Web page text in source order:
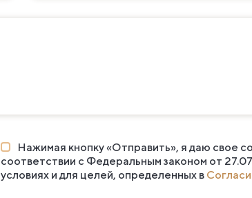
Нажимая кнопку «Отправить», я даю свое
соответствии с Федеральным законом от
условиях и для целей, определенных в